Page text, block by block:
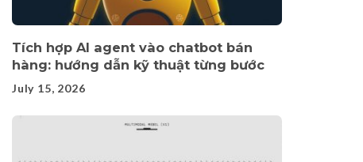
Tích hợp AI agent vào chatbot bán
hàng: hướng dẫn kỹ thuật từng bước
July 15, 2026